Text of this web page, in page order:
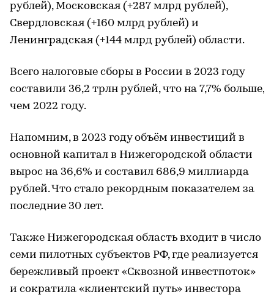
рублей), Московская (+287 млрд рублей),
Свердловская (+160 млрд рублей) и
Ленинградская (+144 млрд рублей) области.
Всего налоговые сборы в России в 2023 году
составили 36,2 трлн рублей, что на 7,7% больше,
чем 2022 году.
Напомним, в 2023 году объём инвестиций в
основной капитал в Нижегородской области
вырос на 36,6% и составил 686,9 миллиарда
рублей. Что стало рекордным показателем за
последние 30 лет.
Также Нижегородская область входит в число
семи пилотных субъектов РФ, где реализуется
бережливый проект «Сквозной инвестпоток»
и сократила «клиентский путь» инвестора